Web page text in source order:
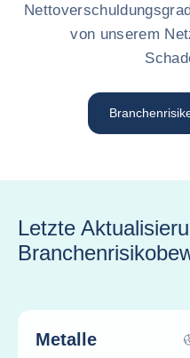
von unserem
Letzte
Metalle